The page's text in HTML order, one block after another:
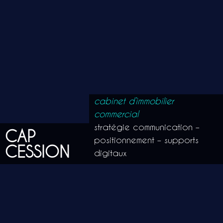
CAP
CESSION
cabinet d’immobilier
commercial
stratégie communication –
positionnement – supports
digitaux